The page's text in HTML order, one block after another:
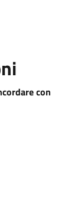
con